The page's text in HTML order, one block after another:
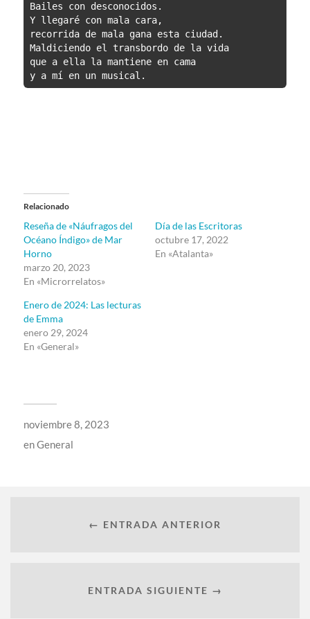
Bailes con desconocidos.
Y llegaré con mala cara,
recorrida de mala gana esta ciudad.
Maldiciendo el transbordo de la vida
que a ella la mantiene en cama
y a mí en un musical.
Relacionado
Reseña de «Náufragos del
Océano Índigo» de Mar
Horno
marzo 20, 2023
En «Microrrelatos»
Día de las Escritoras
octubre 17, 2022
En «Atalanta»
Enero de 2024: Las lecturas
de Emma
enero 29, 2024
En «General»
noviembre 8, 2023
enGeneral
← ENTRADA ANTERIOR
ENTRADA SIGUIENTE →